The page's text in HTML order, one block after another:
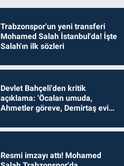
Trabzonspor'un yeni transferi
Mohamed Salah İstanbul'da! İşte
Salah'ın ilk sözleri
Devlet Bahçeli'den kritik
açıklama: 'Öcalan umuda,
Ahmetler göreve, Demirtaş evine
Resmi imzayı attı! Mohamed